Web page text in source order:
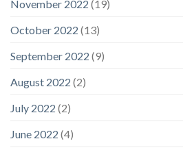
November 2022 (19)
October 2022 (13)
September 2022 (9)
August 2022 (2)
July 2022 (2)
June 2022 (4)